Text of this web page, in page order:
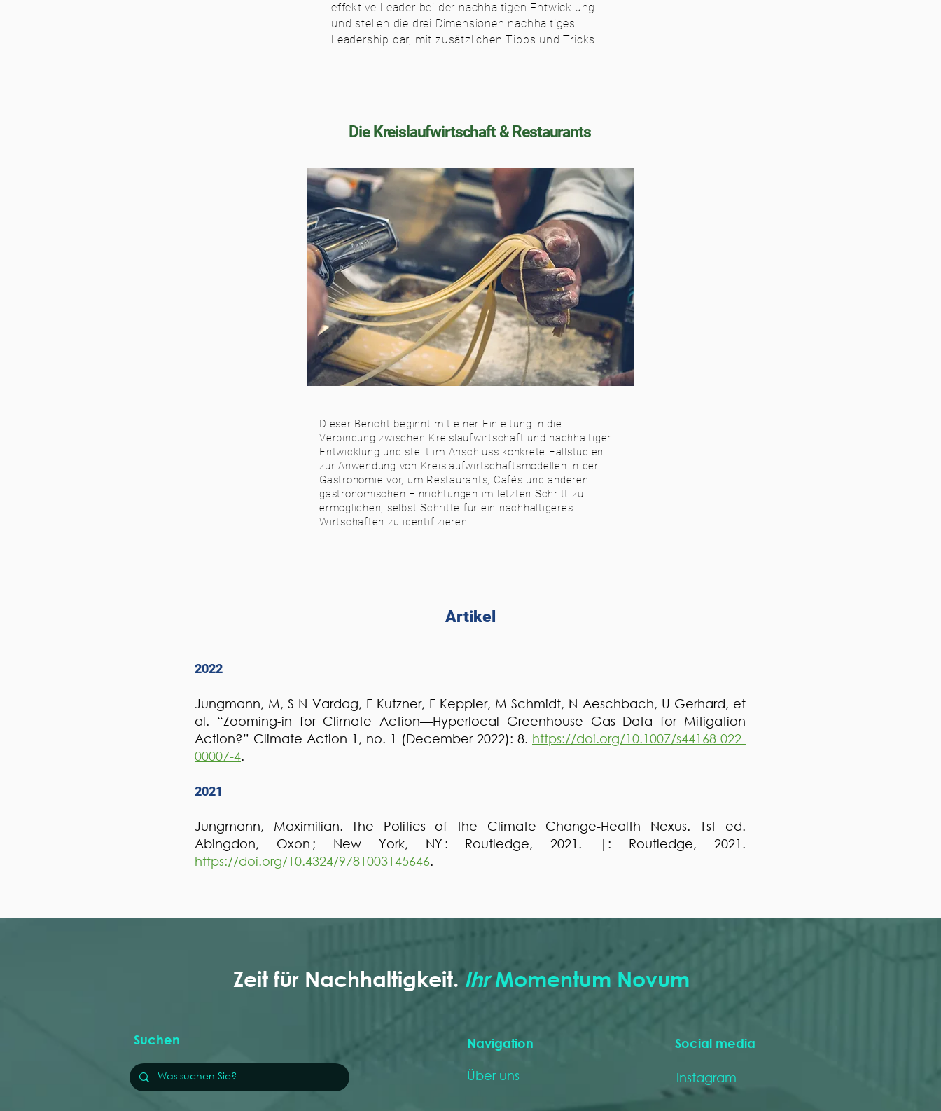
effektive Leader bei der nachhaltigen Entwicklung
und stellen die drei Dimensionen nachhaltiges
Leadership dar, mit zusätzlichen Tipps und Tricks.
Die Kreislaufwirtschaft & Restaurants
Dieser Bericht beginnt mit einer Einleitung in die
Verbindung zwischen Kreislaufwirtschaft und nachhaltiger
Entwicklung und stellt im Anschluss konkrete Fallstudien
zur Anwendung von Kreislaufwirtschaftsmodellen in der
Gastronomie vor, um Restaurants, Cafés und anderen
gastronomischen Einrichtungen im letzten Schritt zu
ermöglichen, selbst Schritte für ein nachhaltigeres
Wirtschaften zu identifizieren.
Artikel
2022
Jungmann, M, S N Vardag, F Kutzner, F Keppler, M Schmidt, N Aeschbach, U Gerhard, et
al. “Zooming-in for Climate Action—Hyperlocal Greenhouse Gas Data for Mitigation
Action?” Climate Action 1, no. 1 (December 2022): 8. https://doi.org/10.1007/s44168-022-
00007-4.
2021
Jungmann, Maximilian. The Politics of the Climate Change-Health Nexus. 1st ed.
Abingdon, Oxon ; New York, NY : Routledge, 2021. |: Routledge, 2021.
https://doi.org/10.4324/9781003145646.
Zeit für Nachhaltigkeit. IhrMomentum Novum
Navigation
Suchen Social media
Über uns Instagram